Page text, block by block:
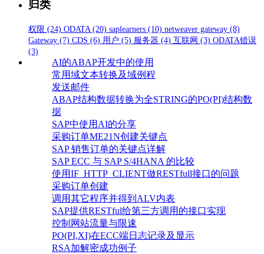
归类
权限 (24) ODATA (20) saplearners (10) netweaver gateway (8)
Gateway (7) CDS (6) 用户 (5) 服务器 (4) 互联网 (3) ODATA错误
(3)
AI的ABAP开发中的使用
常用域文本转换及域例程
发送邮件
ABAP结构数据转换为全STRING的PO(PI)结构数
据
SAP中使用AI的分享
采购订单ME21N创建关键点
SAP 销售订单的关键点详解
SAP ECC 与 SAP S/4HANA 的比较
使用IF_HTTP_CLIENT做RESTfull接口的问题
采购订单创建
调用其它程序并得到ALV内表
SAP提供RESTful给第三方调用的接口实现
控制网站流量与限速
PO(PI,XI)在ECC端日志记录及显示
RSA加解密成功例子